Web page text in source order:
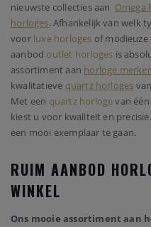
nieuwste collecties aan Omega
horloges. Afhankelijk van welk
voor luxe horloges of modieuze
aanbod outlet horloges is
assortiment aan horloge
kwalitatieve quartz horloges
Met een quartz horlogevan
kiest u voor kwaliteit en
een mooi exemplaar te gaan.
RUIM AANBOD
WINKEL
Ons mooie assortiment aan